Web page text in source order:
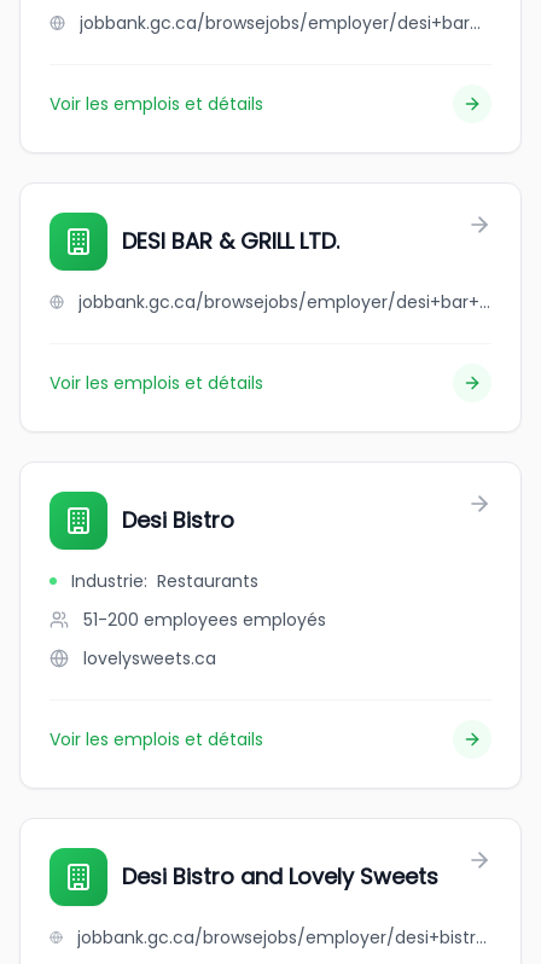
jobbank.gc.ca/browsejobs/employer/desi+bar+%26+grill/ca
Voir les emplois et détails
DESI BAR & GRILL LTD.
jobbank.gc.ca/browsejobs/employer/desi+bar+%26+grill+ltd./ca
Voir les emplois et détails
Desi Bistro
Industrie: Restaurants
51-200 employees employés
lovelysweets.ca
Voir les emplois et détails
Desi Bistro and Lovely Sweets
jobbank.gc.ca/browsejobs/employer/desi+bistro+and+lovely+sweets/ca